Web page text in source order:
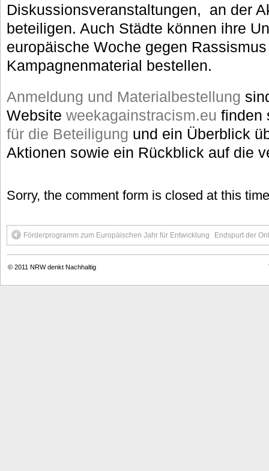
Diskussionsveranstaltungen, an der
beteiligen. Auch Städte können ihre
europäische Woche gegen
Kampagnenmaterial bestellen.
Anmeldung und Materialbestellung
Website weekagainstracism.eu finden
für die Beteiligung und ein Überblick
Aktionen sowie ein Rückblick auf die
Sorry, the comment form is closed at this
Förderprogramm zum Europäischen Jahr für Entwicklung Endspurt der
© 2011 NRW denkt Nachhaltig